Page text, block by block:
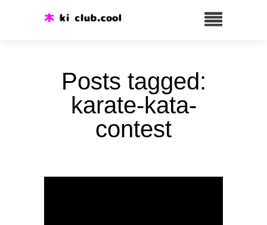
Posts tagged:
karate-kata-
contest